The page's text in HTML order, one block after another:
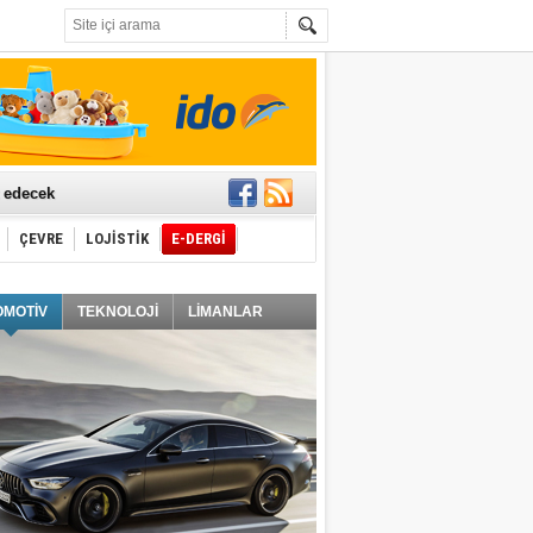
ÇEVRE LOJİSTİK E-DERGİ
TEKNOLOJİ LİMANLAR